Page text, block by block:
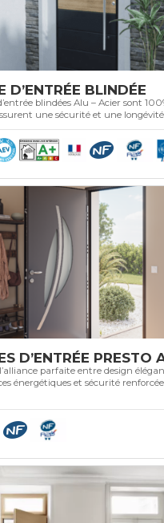
D’ENTRÉE BLINDÉE
blindées Alu – Acier sont
une sécurité et une
D’ENTRÉE PRESTO
parfaite entre design
énergétiques et sécurité